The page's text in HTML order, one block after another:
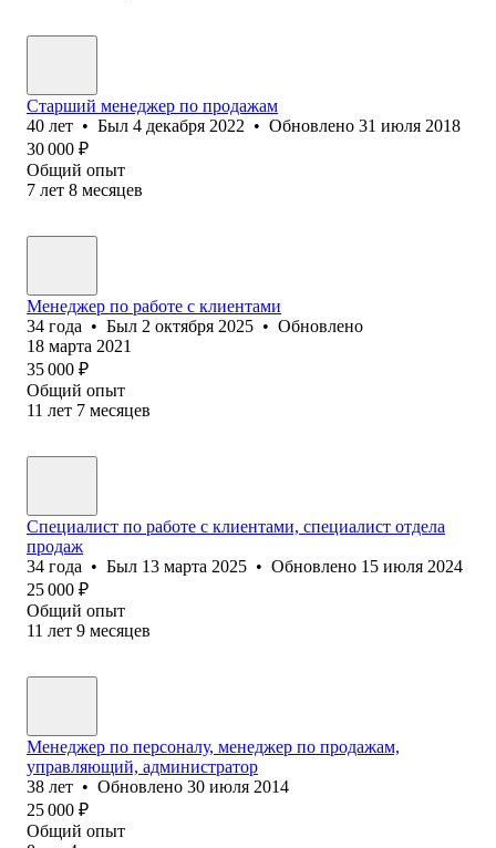
Старший менеджер по продажам
40 лет • Был 4 декабря 2022 • Обновлено 31 июля 2018
30 000 ₽
Общий опыт
7 лет 8 месяцев
Менеджер по работе с клиентами
34 года • Был 2 октября 2025 • Обновлено
18 марта 2021
35 000 ₽
Общий опыт
11 лет 7 месяцев
Специалист по работе с клиентами, специалист отдела
продаж
34 года • Был 13 марта 2025 • Обновлено 15 июля 2024
25 000 ₽
Общий опыт
11 лет 9 месяцев
Менеджер по персоналу, менеджер по продажам,
управляющий, администратор
38 лет • Обновлено 30 июля 2014
25 000 ₽
Общий опыт